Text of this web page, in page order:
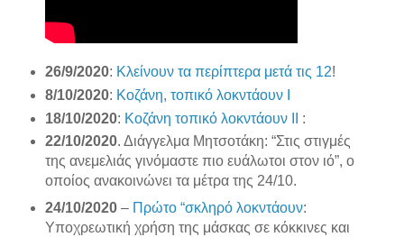
26/9/2020: Κλείνουν τα περίπτερα μετά τις 12!
8/10/2020: Κοζάνη, τοπικό λοκντάουν Ι
18/10/2020: Κοζάνη τοπικό λοκντάουν ΙΙ
:
22/10/2020. Διάγγελμα Μητσοτάκη: “Στις στιγμές
της ανεμελιάς γινόμαστε πιο ευάλωτοι στον ιό”, ο
οποίος ανακοινώνει τα μέτρα της 24/10.
24/10/2020– Πρώτο “σκληρό λοκντάουν:
Υποχρεωτική χρήση της μάσκας σε κόκκινες και